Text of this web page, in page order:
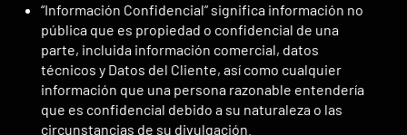
“Información Confidencial” significa información no
pública que es propiedad o confidencial de una
parte, incluida información comercial, datos
técnicos y Datos del Cliente, así como cualquier
información que una persona razonable entendería
que es confidencial debido a su naturaleza o las
circunstancias de su divulgación.